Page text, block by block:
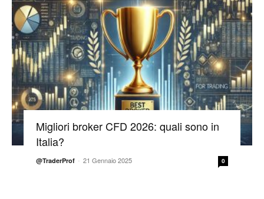
Migliori broker CFD 2026: quali sono in
Italia?
@TraderProf - 21 Gennaio 2025 0